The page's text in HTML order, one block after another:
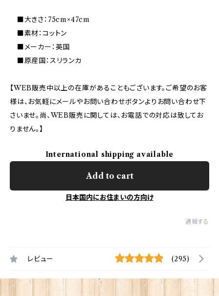
■大きさ：75cm×47cm
■素材：コットン
■メーカー：英国
■原産国：スリランカ
【WEB販売中以上の在庫があることもございます。ご希望のお客
様は、お気軽にメールやお問い合わせボタンよりお問い合わせ下
さいませ。尚、WEB販売に関しては、お電話での対応は致してお
りません。】
International shipping available
Add to cart
日本国内にお住まいの方向け
通報する
レビュー (295)